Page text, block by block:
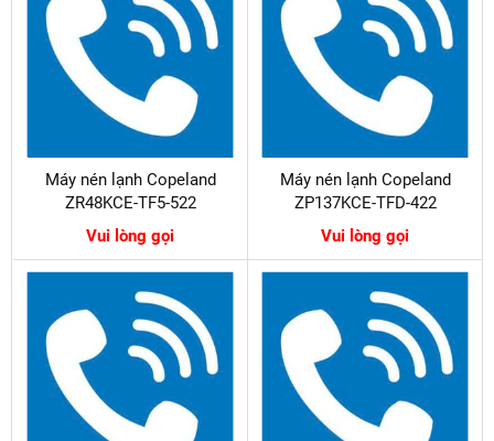
Máy nén lạnh Copeland
ZR48KCE-TF5-522
Vui lòng gọi
Máy nén lạnh Copeland
ZP137KCE-TFD-422
Vui lòng gọi